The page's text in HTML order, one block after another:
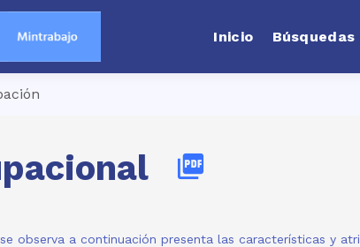
Inicio Búsquedas
picture_as_pdf
observa a continuación presenta las características y